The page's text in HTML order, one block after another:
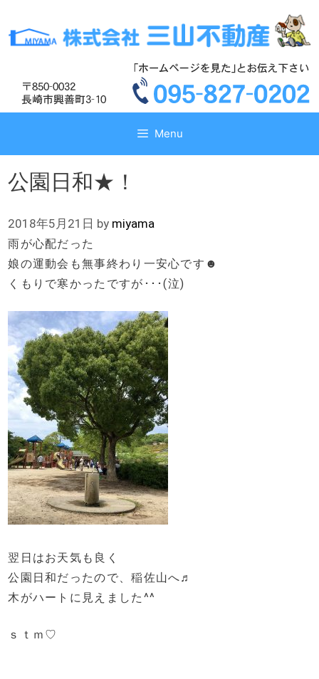
テ
ス
テ
ス
Menu
公園日和★！
2018年5月21日 by miyama
雨が心配だった
娘の運動会も無事終わり一安心です☻
くもりで寒かったですが･･･(泣)
翌日はお天気も良く
公園日和だったので、稲佐山へ♬
木がハートに見えました^^
ｓｔｍ♡